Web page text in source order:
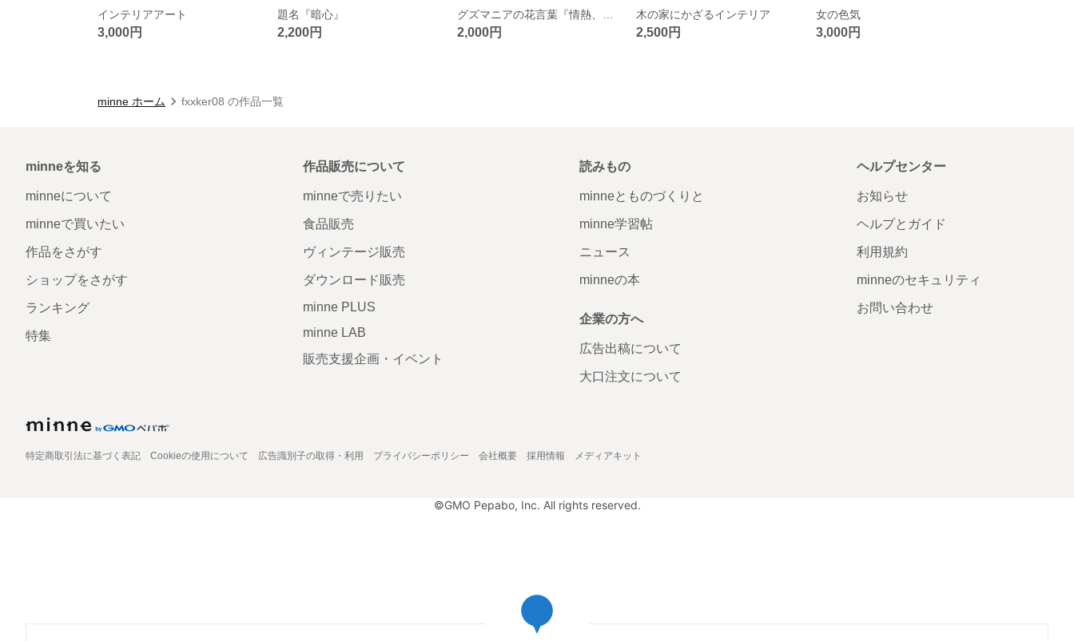
インテリアアート
3,000円
題名『暗心』
2,200円 2,000円
木の家にかざるインテリア
2,500円
女の色気
3,000円
minne ホーム fxxker08 の作品一覧
minneを知る
minneについて
minneで買いたい
作品をさがす
ショップをさがす
ランキング
特集
作品販売について
minneで売りたい
食品販売
ヴィンテージ販売
ダウンロード販売
minne PLUS
minne LAB
販売支援企画・イベント
読みもの
minneとものづくりと
minne学習帖
ニュース
minneの本
企業の方へ
広告出稿について
大口注文について
ヘルプセンター
お知らせ
ヘルプとガイド
利用規約
minneのセキュリティ
お問い合わせ
特定商取引法に基づく表記 Cookieの使用について 広告識別子の取得・利用 プライバシーポリシー 会社概要 採用情報 メディアキット
©GMO Pepabo, Inc. All rights reserved.